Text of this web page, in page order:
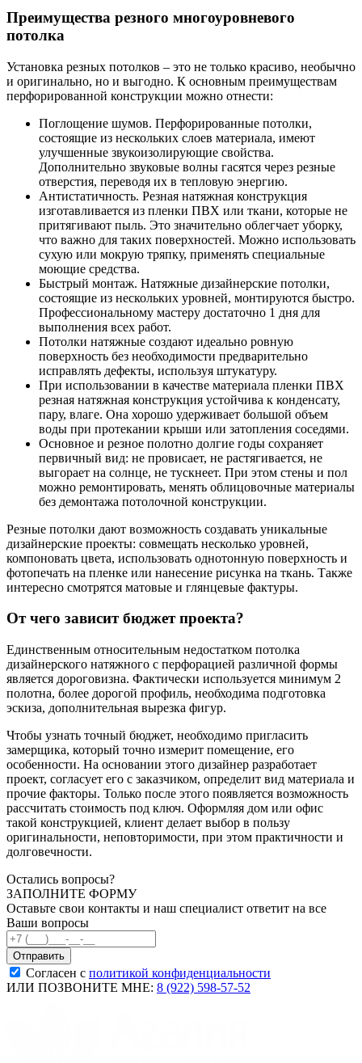
Преимущества резного многоуровневого
потолка
Установка резных потолков – это не только красиво, необычно
и оригинально, но и выгодно. К основным преимуществам
перфорированной конструкции можно отнести:
Поглощение шумов. Перфорированные потолки,
состоящие из нескольких слоев материала, имеют
улучшенные звукоизолирующие свойства.
Дополнительно звуковые волны гасятся через резные
отверстия, переводя их в тепловую энергию.
Антистатичность. Резная натяжная конструкция
изготавливается из пленки ПВХ или ткани, которые не
притягивают пыль. Это значительно облегчает уборку,
что важно для таких поверхностей. Можно использовать
сухую или мокрую тряпку, применять специальные
моющие средства.
Быстрый монтаж. Натяжные дизайнерские потолки,
состоящие из нескольких уровней, монтируются быстро.
Профессиональному мастеру достаточно 1 дня для
выполнения всех работ.
Потолки натяжные создают идеально ровную
поверхность без необходимости предварительно
исправлять дефекты, используя штукатуру.
При использовании в качестве материала пленки ПВХ
резная натяжная конструкция устойчива к конденсату,
пару, влаге. Она хорошо удерживает большой объем
воды при протекании крыши или затопления соседями.
Основное и резное полотно долгие годы сохраняет
первичный вид: не провисает, не растягивается, не
выгорает на солнце, не тускнеет. При этом стены и пол
можно ремонтировать, менять облицовочные материалы
без демонтажа потолочной конструкции.
Резные потолки дают возможность создавать уникальные
дизайнерские проекты: совмещать несколько уровней,
компоновать цвета, использовать однотонную поверхность и
фотопечать на пленке или нанесение рисунка на ткань. Также
интересно смотрятся матовые и глянцевые фактуры.
От чего зависит бюджет проекта?
Единственным относительным недостатком потолка
дизайнерского натяжного с перфорацией различной формы
является дороговизна. Фактически используется минимум 2
полотна, более дорогой профиль, необходима подготовка
эскиза, дополнительная вырезка фигур.
Чтобы узнать точный бюджет, необходимо пригласить
замерщика, который точно измерит помещение, его
особенности. На основании этого дизайнер разработает
проект, согласует его с заказчиком, определит вид материала и
прочие факторы. Только после этого появляется возможность
рассчитать стоимость под ключ. Оформляя дом или офис
такой конструкцией, клиент делает выбор в пользу
оригинальности, неповторимости, при этом практичности и
долговечности.
Остались вопросы?
ЗАПОЛНИТЕ ФОРМУ
Оставьте свои контакты и наш специалист ответит на все
Ваши вопросы
Согласен с политикой конфиденциальности
ИЛИ ПОЗВОНИТЕ МНЕ: 8 (922) 598-57-52